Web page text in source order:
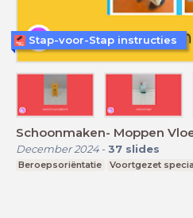
Schoonmaken- Moppen
December 2024- 37 slides
Beroepsoriëntatie Voortgezet
Stap-voor-Stap instructies